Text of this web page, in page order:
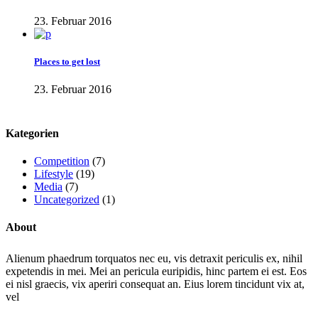
23. Februar 2016
Places to get lost
23. Februar 2016
Kategorien
Competition (7)
Lifestyle (19)
Media (7)
Uncategorized (1)
About
Alienum phaedrum torquatos nec eu, vis detraxit periculis ex, nihil
expetendis in mei. Mei an pericula euripidis, hinc partem ei est. Eos
ei nisl graecis, vix aperiri consequat an. Eius lorem tincidunt vix at,
vel